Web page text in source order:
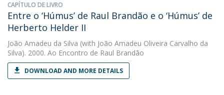
CAPÍTULO DE LIVRO
Entre o ‘Húmus’ de Raul Brandão e o ‘Húmus’ de
Herberto Helder II
João Amadeu da Silva (with João Amadeu Oliveira Carvalho da
Silva). 2000. Ao Encontro de Raul Brandão
DOWNLOAD AND MORE DETAILS